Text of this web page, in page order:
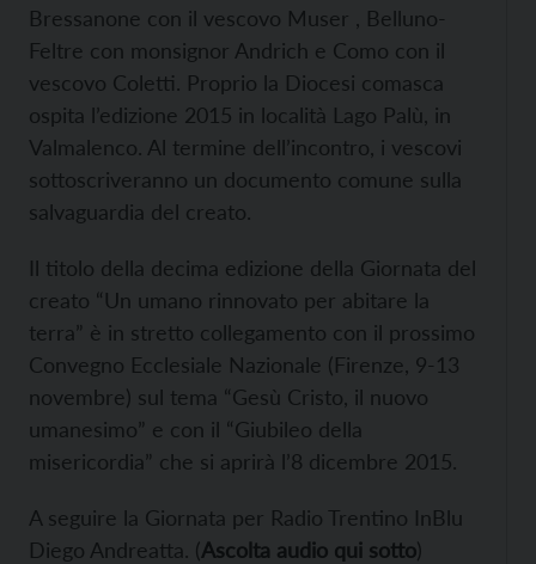
Bressanone con il vescovo Muser , Belluno-
Feltre con monsignor Andrich e Como con il
vescovo Coletti. Proprio la Diocesi comasca
ospita l’edizione 2015 in località Lago Palù, in
Valmalenco. Al termine dell’incontro, i vescovi
sottoscriveranno un documento comune sulla
salvaguardia del creato.
Il titolo della decima edizione della Giornata del
creato “Un umano rinnovato per abitare la
terra” è in stretto collegamento con il prossimo
Convegno Ecclesiale Nazionale (Firenze, 9-13
novembre) sul tema “Gesù Cristo, il nuovo
umanesimo” e con il “Giubileo della
misericordia” che si aprirà l’8 dicembre 2015.
A seguire la Giornata per Radio Trentino InBlu
Diego Andreatta. (Ascolta audio qui sotto)